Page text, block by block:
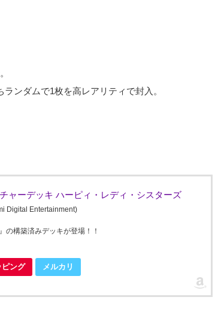
ンダムで1枚を高レアリティで封入。
ャーデッキ ハーピィ・レディ・シスターズ
Digital Entertainment)
の構築済みデッキが登場！！
ング メルカリ